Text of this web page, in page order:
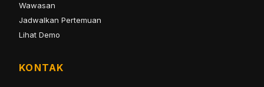
Wawasan
Jadwalkan Pertemuan
Lihat Demo
KONTAK